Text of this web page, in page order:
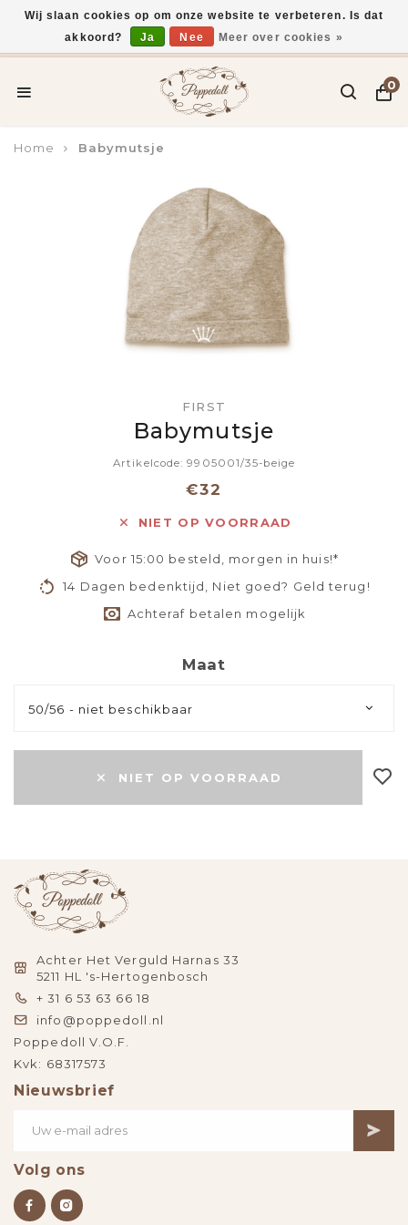
Voor 15:00 uur besteld, vandaag verzonden*
0
Home Babymutsje
FIRST
Babymutsje
Artikelcode: 9905001/35-beige
€32
NIET OP VOORRAAD
Voor 15:00 besteld, morgen in huis!*
14 Dagen bedenktijd, Niet goed? Geld terug!
Achteraf betalen mogelijk
Maat
50/56 - niet beschikbaar
NIET OP VOORRAAD
Achter Het Verguld Harnas 33
5211 HL 's-Hertogenbosch
+ 31 6 53 63 66 18
info@poppedoll.nl
Poppedoll V.O.F.
Kvk: 68317573
Nieuwsbrief
Volg ons
Wij slaan cookies op om onze website te verbeteren. Is dat
akkoord?
Ja Nee Meer over cookies »